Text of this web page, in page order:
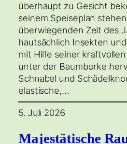
überhaupt zu Gesicht
seinem Speiseplan
überwiegenden Zeit des
hautsächlich Insekten
mit Hilfe seiner
unter der Baumborke
Schnabel und
elastische,…
5. Juli 2026
Majestätische